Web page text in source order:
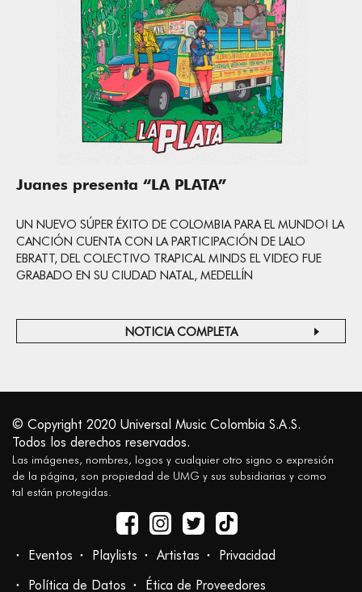
Juanes presenta “LA PLATA”
UN NUEVO SÚPER ÉXITO DE COLOMBIA PARA EL MUNDO! LA
CANCIÓN CUENTA CON LA PARTICIPACIÓN DE LALO
EBRATT, DEL COLECTIVO TRAPICAL MINDS EL VIDEO FUE
GRABADO EN SU CIUDAD NATAL, MEDELLÍN
NOTICIA COMPLETA
© Copyright 2020 Universal Music Colombia S.A.S.
Todos los derechos reservados.
Las imágenes, nombres, logos y cualquier otro signo o expresión
de la página, son propiedad de UMG y sus subsidiarias y como
tal están protegidas.
Eventos Playlists Artistas
Privacidad
Política de Datos
Ética de Proveedores